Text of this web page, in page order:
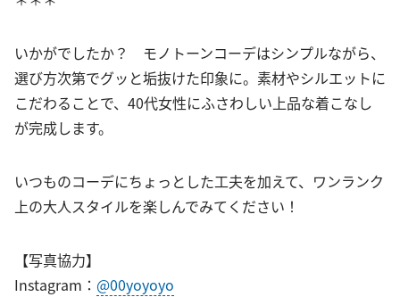
いかがでしたか？ モノトーンコーデはシンプルながら、
選び方次第でグッと垢抜けた印象に。素材やシルエットに
こだわることで、40代女性にふさわしい上品な着こなし
が完成します。
いつものコーデにちょっとした工夫を加えて、ワンランク
上の大人スタイルを楽しんでみてください！
【写真協力】
Instagram： @00yoyoyo